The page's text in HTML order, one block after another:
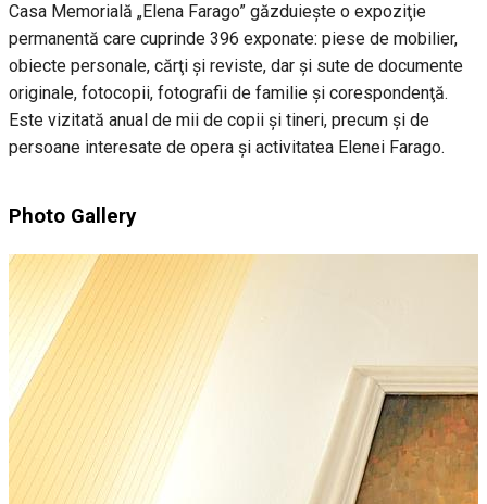
Casa Memorială „Elena Farago” găzduiește o expoziţie
permanentă care cuprinde 396 exponate: piese de mobilier,
obiecte personale, cărţi şi reviste, dar și sute de documente
originale, fotocopii, fotografii de familie și corespondenţă.
Este vizitată anual de mii de copii și tineri, precum și de
persoane interesate de opera și activitatea Elenei Farago.
Photo Gallery